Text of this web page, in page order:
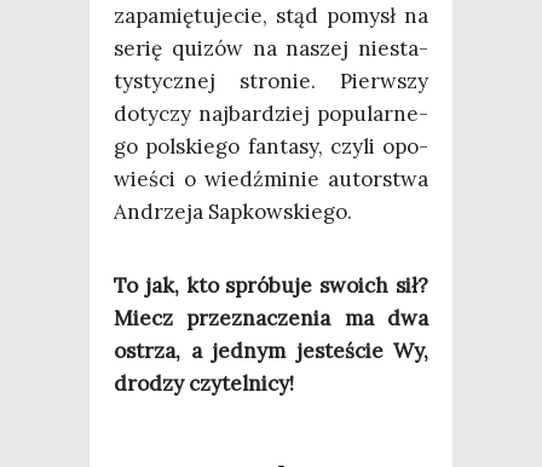
zapa­mię­tu­je­cie, stąd pomysł na
serię quizów na naszej nie­sta­
ty­stycz­nej stro­nie. Pierw­szy
doty­czy naj­bar­dziej popu­lar­ne­
go pol­skie­go fan­ta­sy, czy­li opo­
wie­ści o wiedź­mi­nie autor­stwa
Andrze­ja Sapkowskiego.
To jak, kto spró­bu­je swo­ich sił?
Miecz prze­zna­cze­nia ma dwa
ostrza, a jed­nym jeste­ście Wy,
dro­dzy czytelnicy!